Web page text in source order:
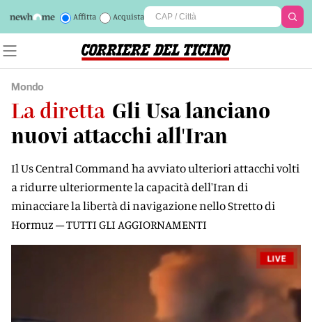
Affitta Acquista
Mondo
La diretta Gli Usa lanciano
nuovi attacchi all'Iran
Il Us Central Command ha avviato ulteriori attacchi volti
a ridurre ulteriormente la capacità dell'Iran di
minacciare la libertà di navigazione nello Stretto di
Hormuz – TUTTI GLI AGGIORNAMENTI
LIVE